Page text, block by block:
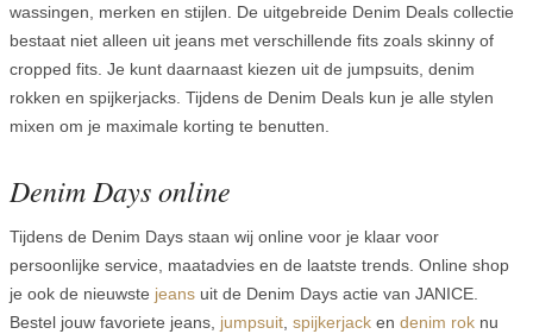
wassingen, merken en stijlen. De uitgebreide Denim Deals collectie
bestaat niet alleen uit jeans met verschillende fits zoals skinny of
cropped fits. Je kunt daarnaast kiezen uit de jumpsuits, denim
rokken en spijkerjacks. Tijdens de Denim Deals kun je alle stylen
mixen om je maximale korting te benutten.
Denim Days online
Tijdens de Denim Days staan wij online voor je klaar voor
persoonlijke service, maatadvies en de laatste trends. Online shop
je ook de nieuwste jeans uit de Denim Days actie van JANICE.
Bestel jouw favoriete jeans, jumpsuit spijkerjack en denim rok nu